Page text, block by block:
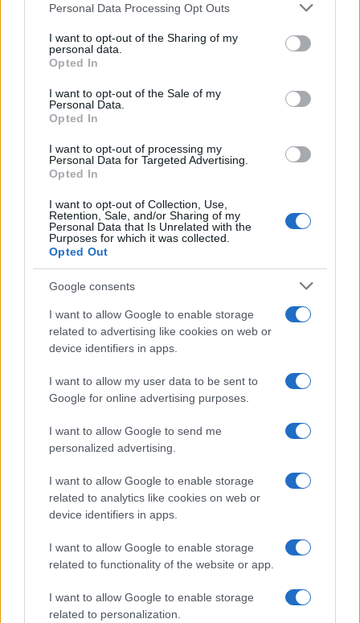
Personal Data Processing Opt Outs
I want to opt-out of the Sharing of my
personal data.
Opted In
I want to opt-out of the Sale of my
Personal Data.
Opted In
I want to opt-out of processing my
Personal Data for Targeted Advertising.
Opted In
I want to opt-out of Collection, Use,
Retention, Sale, and/or Sharing of my
Personal Data that Is Unrelated with the
Purposes for which it was collected.
Opted Out
Google consents
I want to allow Google to enable storage
related to advertising like cookies on web or
device identifiers in apps.
I want to allow my user data to be sent to
Google for online advertising purposes.
I want to allow Google to send me
personalized advertising.
I want to allow Google to enable storage
related to analytics like cookies on web or
device identifiers in apps.
I want to allow Google to enable storage
related to functionality of the website or app.
I want to allow Google to enable storage
related to personalization.
Remigration Summit, Salvini sfida
la sinistra: “Non è che in piazza ci
può andare solo chi porta la
bandiera rossa…”
15 Aprile 2026, 13:22